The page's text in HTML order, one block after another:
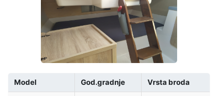
Model God.gradnje Vrsta broda